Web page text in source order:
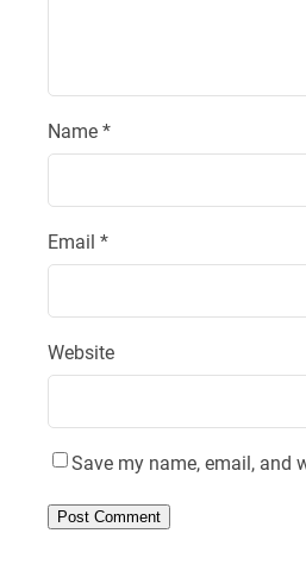
Name *
Email *
Website
Save my name, email, and